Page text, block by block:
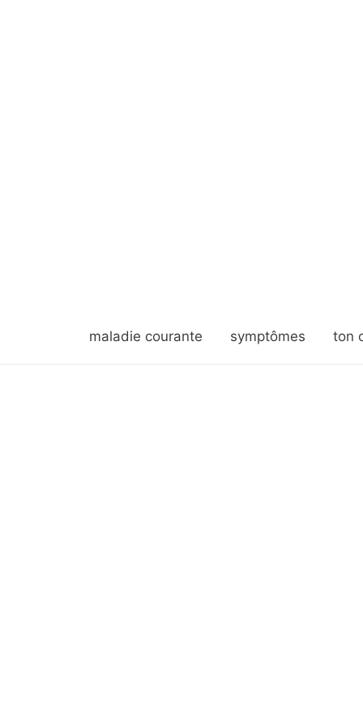
maladie courante symptômes ton